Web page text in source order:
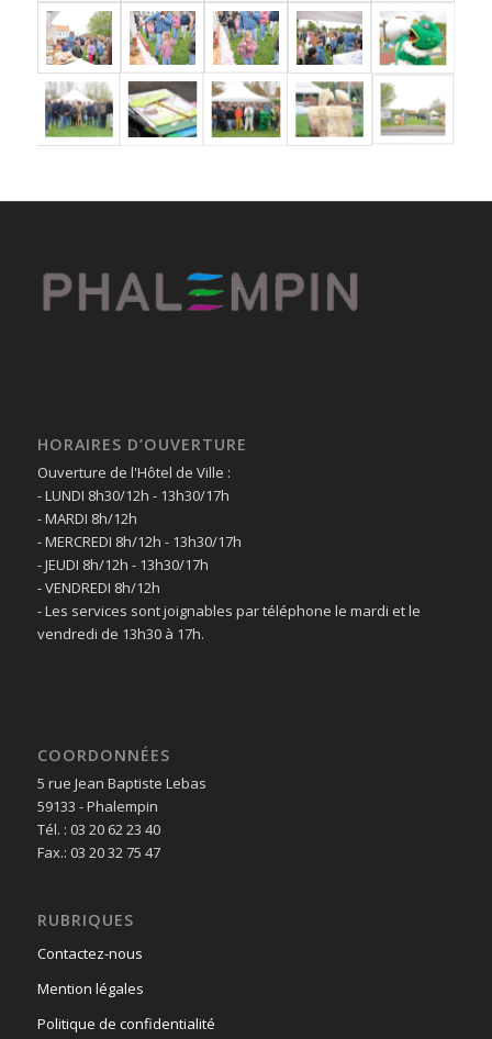
HORAIRES D’OUVERTURE
Ouverture de l'Hôtel de Ville :
- LUNDI 8h30/12h - 13h30/17h
- MARDI 8h/12h
- MERCREDI 8h/12h - 13h30/17h
- JEUDI 8h/12h - 13h30/17h
- VENDREDI 8h/12h
- Les services sont joignables par téléphone le mardi et le
vendredi de 13h30 à 17h.
COORDONNÉES
5 rue Jean Baptiste Lebas
59133 - Phalempin
Tél. : 03 20 62 23 40
Fax.: 03 20 32 75 47
RUBRIQUES
Contactez-nous
Mention légales
Politique de confidentialité